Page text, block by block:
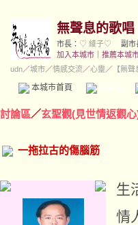
無聲息的歌唱
市長： ♡ 綾子♡ 副市
加入本城市
推薦本城
udn／城市／情感交流／心靈 ／ 【無
本城市首頁
討論區／玄聖觀(見世情返觀
一拖拉古的傷腦筋
生
情